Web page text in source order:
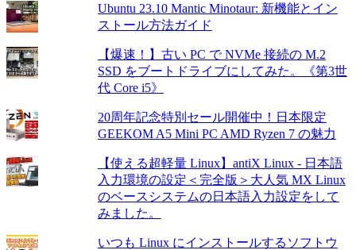
Ubuntu 23.10 Mantic Minotaur: 新機能とイン
ストール方法ガイド
【爆速！】古い PC で NVMe 接続の M.2
SSD をブートドライブにしてみた。《第3世
代 Core i5》
20周年記念特別セール開催中！日本限定
GEEKOM A5 Mini PC AMD Ryzen 7 の魅力
【使える超軽量 Linux】antiX Linux - 日本語
入力環境の設定＜完全版＞大人気 MX Linux
のベースシステムの日本語入力設定をして
みました。
いつも Linux にインストールするソフトウ